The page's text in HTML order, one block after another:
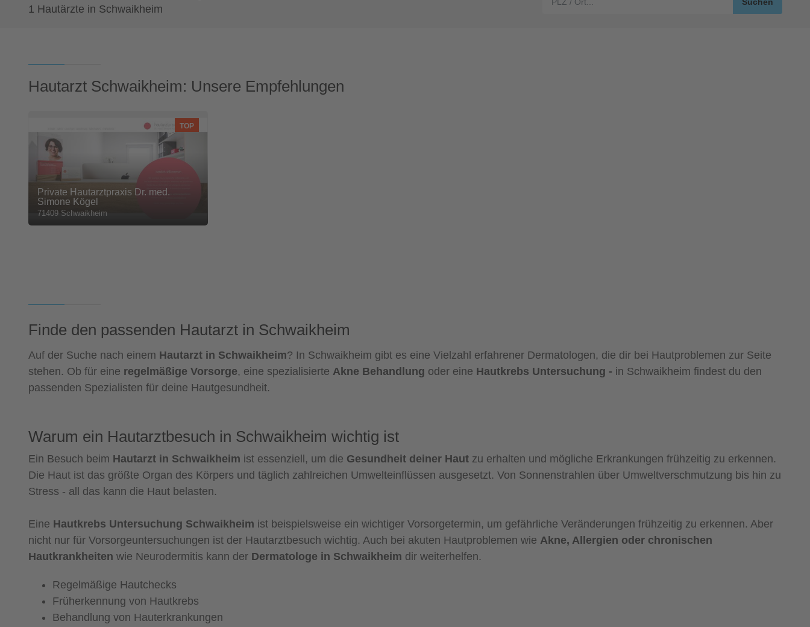
1 Hautärzte in Schwaikheim
Hautarzt Schwaikheim: Unsere Empfehlungen
TOP
Private Hautarztpraxis Dr. med.
Simone Kögel
71409 Schwaikheim
Finde den passenden Hautarzt in Schwaikheim
Auf der Suche nach einem Hautarzt in Schwaikheim? In Schwaikheim gibt es eine Vielzahl erfahrener Dermatologen, die dir bei Hautproblemen zur Seite
stehen. Ob für eine regelmäßige Vorsorge, eine spezialisierte Akne Behandlung oder eine Hautkrebs Untersuchung - in Schwaikheim findest du den
passenden Spezialisten für deine Hautgesundheit.
Warum ein Hautarztbesuch in Schwaikheim wichtig ist
Ein Besuch beim Hautarzt in Schwaikheim ist essenziell, um die Gesundheit deiner Haut zu erhalten und mögliche Erkrankungen frühzeitig zu erkennen.
Die Haut ist das größte Organ des Körpers und täglich zahlreichen Umwelteinflüssen ausgesetzt. Von Sonnenstrahlen über Umweltverschmutzung bis hin zu
Stress - all das kann die Haut belasten.
Eine Hautkrebs Untersuchung Schwaikheim ist beispielsweise ein wichtiger Vorsorgetermin, um gefährliche Veränderungen frühzeitig zu erkennen. Aber
nicht nur für Vorsorgeuntersuchungen ist der Hautarztbesuch wichtig. Auch bei akuten Hautproblemen wie Akne, Allergien oder chronischen
Hautkrankheiten wie Neurodermitis kann der Dermatologe in Schwaikheim dir weiterhelfen.
Regelmäßige Hautchecks
Früherkennung von Hautkrebs
Behandlung von Hauterkrankungen